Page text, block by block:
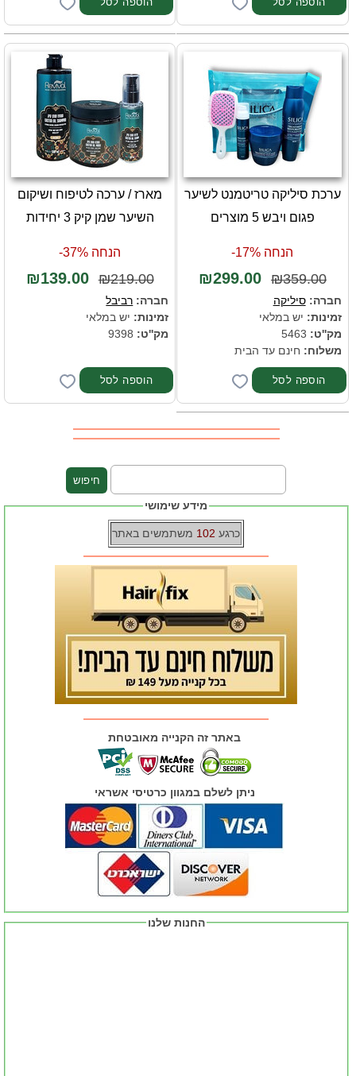
ערכת סיליקה טריטמנט לשיער
פגום ויבש 5 מוצרים
הנחה 17%-
₪359.00
₪299.00
חברה:סיליקה
זמינות: יש במלאי
מק''ט:
משלוח: חינם עד הבית
מארז / ערכה לטיפוח ושיקום
השיער שמן קיק 3 יחידות
הנחה 37%-
₪219.00
₪139.00
חברה: רביבל
זמינות: יש במלאי
מק''ט:
מידע שימושי
כרגע 102 משתמשים באתר
החנות שלנו